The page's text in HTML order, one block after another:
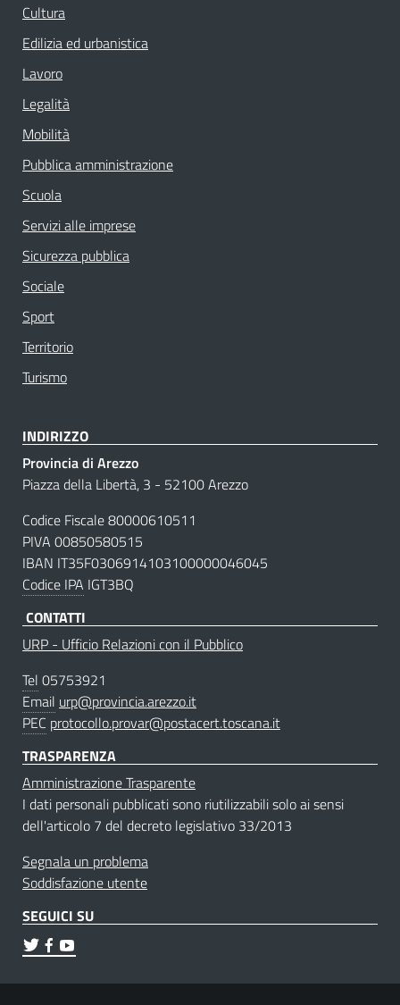
Cultura
Edilizia ed urbanistica
Lavoro
Legalità
Mobilità
Pubblica amministrazione
Scuola
Servizi alle imprese
Sicurezza pubblica
Sociale
Sport
Territorio
Turismo
INDIRIZZO
Provincia di Arezzo
Piazza della Libertà, 3 - 52100 Arezzo
Codice Fiscale 80000610511
PIVA 00850580515
IBAN IT35F0306914103100000046045
Codice IPA IGT3BQ
CONTATTI
URP - Ufficio Relazioni con il Pubblico
Tel 05753921
Email urp@provincia.arezzo.it
PEC protocollo.provar@postacert.toscana.it
TRASPARENZA
Amministrazione Trasparente
I dati personali pubblicati sono riutilizzabili solo ai sensi
dell'articolo 7 del decreto legislativo 33/2013
Segnala un problema
Soddisfazione utente
SEGUICI SU